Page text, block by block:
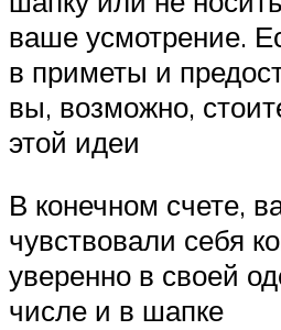
ваше усмотрение.
в приметы и
вы, возможно,
этой идеи
В конечном счете,
чувствовали себя
уверенно в своей
числе и в шапке